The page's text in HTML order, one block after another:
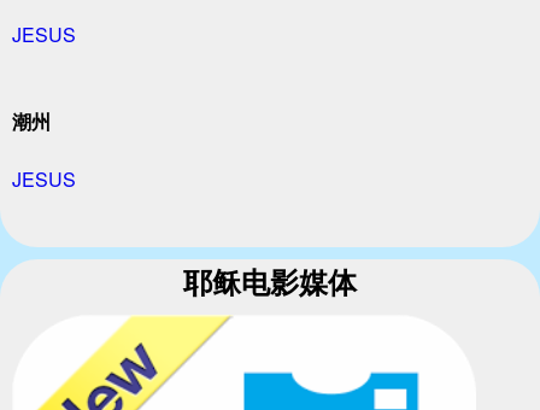
JESUS
潮州
JESUS
耶稣电影媒体